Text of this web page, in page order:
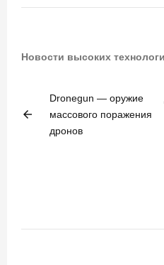
Новости высоких
arrow_back
Dronegun — оружие
массового поражения
дронов